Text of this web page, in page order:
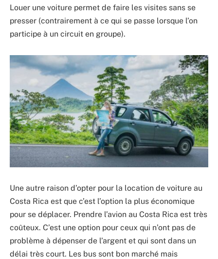
Louer une voiture permet de faire les visites sans se
presser (contrairement à ce qui se passe lorsque l’on
participe à un circuit en groupe).
Une autre raison d’opter pour la location de voiture au
Costa Rica est que c’est l’option la plus économique
pour se déplacer. Prendre l’avion au Costa Rica est très
coûteux. C’est une option pour ceux qui n’ont pas de
problème à dépenser de l’argent et qui sont dans un
délai très court. Les bus sont bon marché mais